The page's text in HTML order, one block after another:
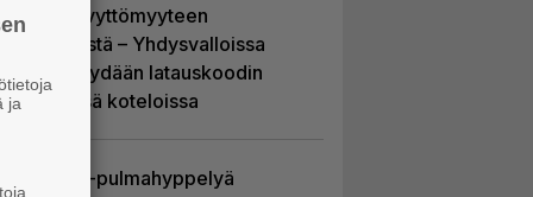
kanssa levyttömyyteen
siirtymisestä – Yhdysvalloissa
pelejä myydään latauskoodin
sisältävissä koteloissa
Uutta PS5-pulmahyppelyä
ja